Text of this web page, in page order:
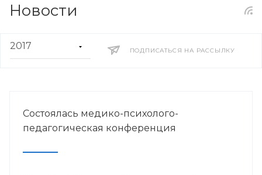
Новости
ПОДПИСАТЬСЯ НА РАССЫЛКУ
Состоялась медико-психолого-
педагогическая конференция